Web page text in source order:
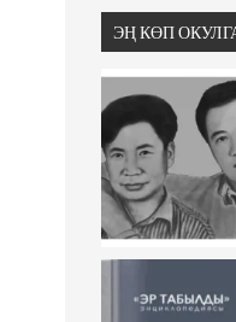
ЭҢ КӨП